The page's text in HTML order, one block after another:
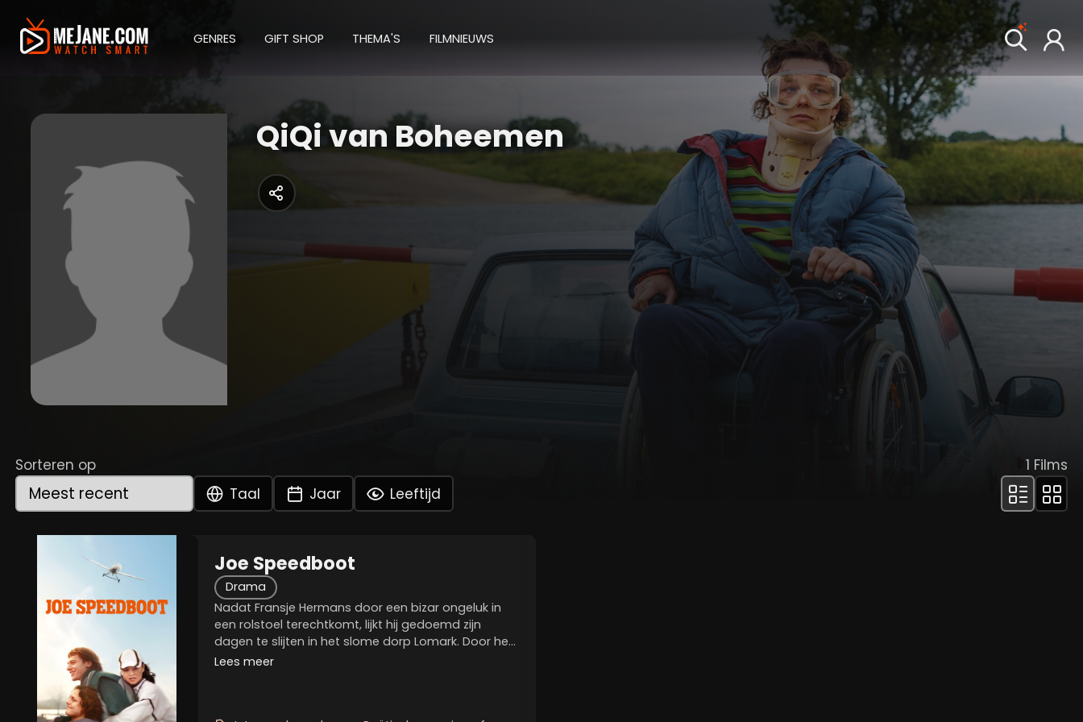
GENRES GIFT SHOP THEMA'S FILMNIEUWS
QiQi van Boheemen
Sorteren op
Taal
Jaar Leeftijd
1 Films
Joe Speedboot
Drama
Nadat Fransje Hermans door een bizar ongeluk in
een rolstoel terechtkomt, lijkt hij gedoemd zijn
dagen te slijten in het slome dorp Lomark. Door het
ongeluk kan hij niet meer bewegen en praten, en op
Lees meer